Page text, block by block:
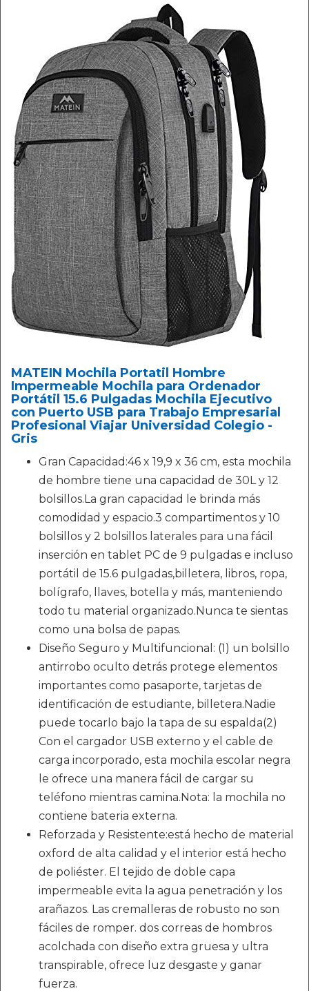
MATEIN Mochila Portatil Hombre
Impermeable Mochila para Ordenador
Portátil 15.6 Pulgadas Mochila Ejecutivo
con Puerto USB para Trabajo Empresarial
Profesional Viajar Universidad Colegio -
Gris
Gran Capacidad:46 x 19,9 x 36 cm, esta mochila
de hombre tiene una capacidad de 30L y 12
bolsillos.La gran capacidad le brinda más
comodidad y espacio.3 compartimentos y 10
bolsillos y 2 bolsillos laterales para una fácil
inserción en tablet PC de 9 pulgadas e incluso
portátil de 15.6 pulgadas,billetera, libros, ropa,
bolígrafo, llaves, botella y más, manteniendo
todo tu material organizado.Nunca te sientas
como una bolsa de papas.
Diseño Seguro y Multifuncional: (1) un bolsillo
antirrobo oculto detrás protege elementos
importantes como pasaporte, tarjetas de
identificación de estudiante, billetera.Nadie
puede tocarlo bajo la tapa de su espalda(2)
Con el cargador USB externo y el cable de
carga incorporado, esta mochila escolar negra
le ofrece una manera fácil de cargar su
teléfono mientras camina.Nota: la mochila no
contiene bateria externa.
Reforzada y Resistente:está hecho de material
oxford de alta calidad y el interior está hecho
de poliéster. El tejido de doble capa
impermeable evita la agua penetración y los
arañazos. Las cremalleras de robusto no son
fáciles de romper. dos correas de hombros
acolchada con diseño extra gruesa y ultra
transpirable, ofrece luz desgaste y ganar
fuerza.